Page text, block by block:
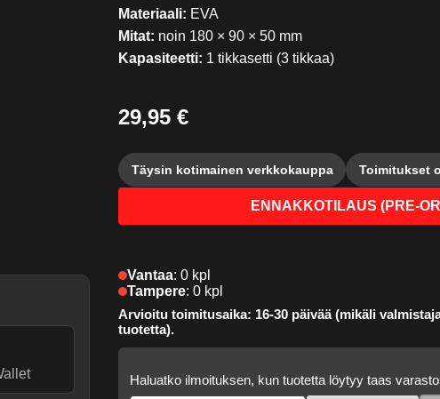
Materiaali: EVA
Mitat: noin 180 × 90 × 50 mm
Kapasiteetti: 1 tikkasetti (3 tikkaa)
29,95 €
Täysin kotimainen verkkokauppa Toimitukset
ENNAKKOTILAUS (PRE-
Vantaa: 0 kpl
Tampere: 0 kpl
Arvioitu toimitusaika: 16-30 päivää (mikäli
tuotetta).
Haluatko ilmoituksen, kun tuotetta löytyy taas